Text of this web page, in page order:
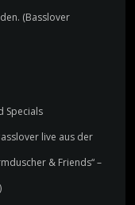
(Basslover
Specials
live aus der
& Friends“ –